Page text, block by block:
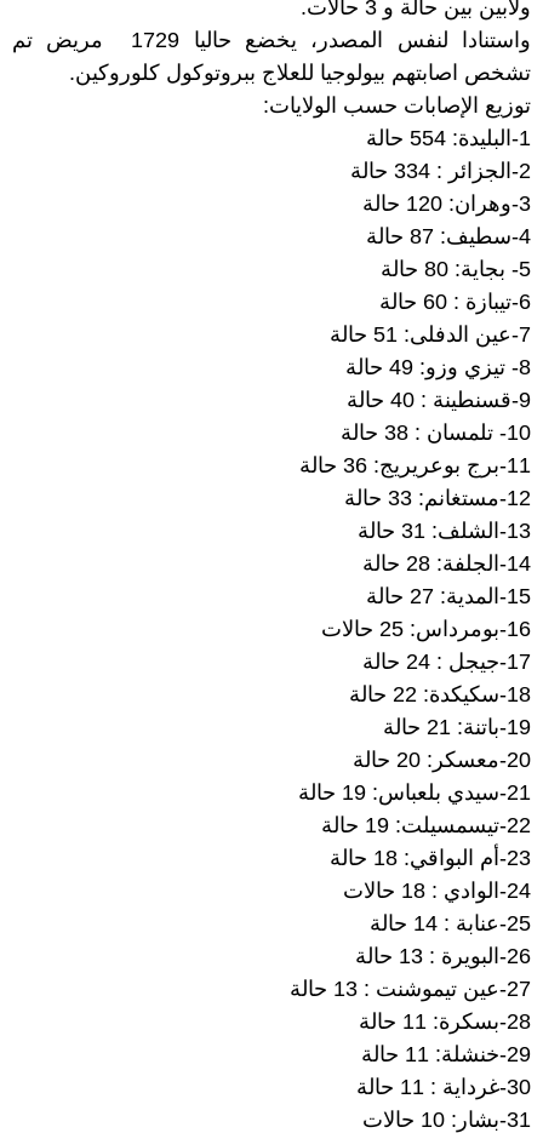
ولابين بين حالة و 3 حالات.
واستنادا لنفس المصدر، يخضع حاليا 1729 مريض تم
تشخص اصابتهم بيولوجيا للعلاج ببروتوكول كلوروكين.
توزيع الإصابات حسب الولايات:
1-البليدة: 554 حالة
2-الجزائر : 334 حالة
3-وهران: 120 حالة
4-سطيف: 87 حالة
5- بجاية: 80 حالة
6-تيبازة : 60 حالة
7-عين الدفلى: 51 حالة
8- تيزي وزو: 49 حالة
9-قسنطينة : 40 حالة
10- تلمسان : 38 حالة
11-برج بوعريريج: 36 حالة
12-مستغانم: 33 حالة
13-الشلف: 31 حالة
14-الجلفة: 28 حالة
15-المدية: 27 حالة
16-بومرداس: 25 حالات
17-جيجل : 24 حالة
18-سكيكدة: 22 حالة
19-باتنة: 21 حالة
20-معسكر: 20 حالة
21-سيدي بلعباس: 19 حالة
22-تيسمسيلت: 19 حالة
23-أم البواقي: 18 حالة
24-الوادي : 18 حالات
25-عنابة : 14 حالة
26-البويرة : 13 حالة
27-عين تيموشنت : 13 حالة
28-بسكرة: 11 حالة
29-خنشلة: 11 حالة
30-غرداية : 11 حالة
31-بشار: 10 حالات